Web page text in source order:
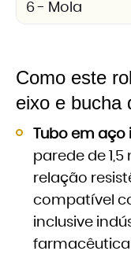
6 - Mola
Como este
eixo e bucha
Tubo em aço
parede de
relação
compatível
inclusive